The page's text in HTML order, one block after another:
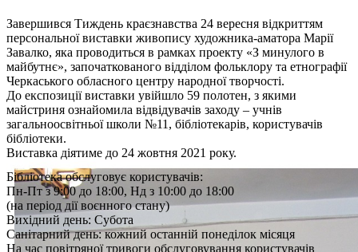
Завершився Тиждень краєзнавства 24 вересня відкриттям
персональної виставки живопису художника-аматора Марії
Завалко, яка проводиться в рамках проекту «З минулого в
майбутнє», започаткованого відділом фольклору та етнографії
Черкаського обласного центру народної творчості.
До експозиції виставки увійшло 59 полотен, з якими
майстриня ознайомила відвідувачів заходу – учнів
загальноосвітньої школи №11, бібліотекарів, користувачів
бібліотеки.
Виставка діятиме до 24 жовтня 2021 року.
Бібліотека обслуговує користувачів:
Пн-Пт з 9:00 до 18:00, Нд з 10:00 до 18:00
(на період дії воєнного стану)
Вихідний день: Субота
Санітарний день: кожний останній понеділок місяця
На час повітряної тривоги обслуговування користувачів